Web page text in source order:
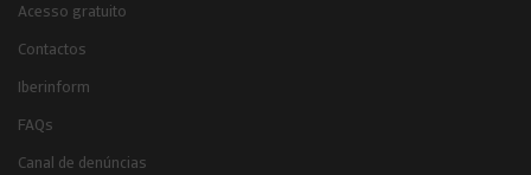
Acesso gratuito
Contactos
Iberinform
FAQs
Canal de denúncias